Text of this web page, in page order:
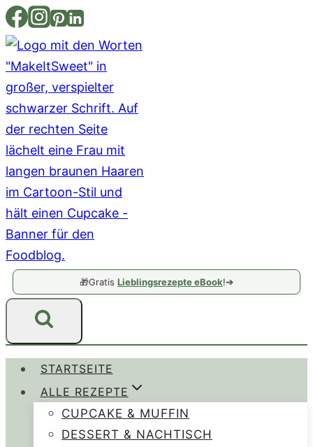
Zum
Inhalt
springen
🎁Gratis Lieblingsrezepte eBook!➔
STARTSEITE
ALLE REZEPTE
CUPCAKE & MUFFIN
DESSERT & NACHTISCH